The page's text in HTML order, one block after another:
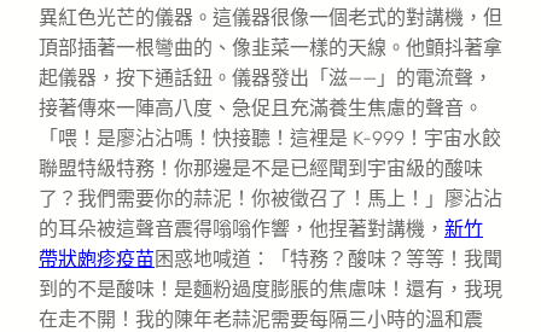
異紅色光芒的儀器。這儀器很像一個老式的對講機，但
頂部插著一根彎曲的、像韭菜一樣的天線。他顫抖著拿
起儀器，按下通話鈕。儀器發出「滋——」的電流聲，
接著傳來一陣高八度、急促且充滿養生焦慮的聲音。
「喂！是廖沾沾嗎！快接聽！這裡是 K-999！宇宙水餃
聯盟特級特務！你那邊是不是已經聞到宇宙級的酸味
了？我們需要你的蒜泥！你被徵召了！馬上！」廖沾沾
的耳朵被這聲音震得嗡嗡作響，他捏著對講機， 新竹
帶狀皰疹疫苗困惑地喊道：「特務？酸味？等等！我聞
到的不是酸味！是麵粉過度膨脹的焦慮味！還有，我現
在走不開！我的陳年老蒜泥需要每隔三小時的溫和震